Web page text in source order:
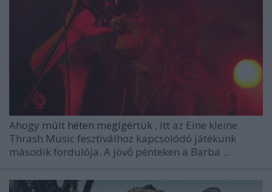
Ahogy múlt héten megígértük , itt az Eine kleine
Thrash Music fesztiválhoz kapcsolódó játékunk
második fordulója. A jövő pénteken a Barba ...